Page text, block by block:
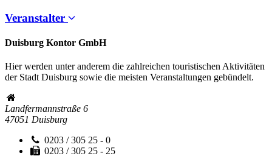
Veranstalter
Duisburg Kontor GmbH
Hier werden unter anderem die zahlreichen touristischen Aktivitäten
der Stadt Duisburg sowie die meisten Veranstaltungen gebündelt.
Landfermannstraße 6
47051 Duisburg
0203 / 305 25 - 0
0203 / 305 25 - 25